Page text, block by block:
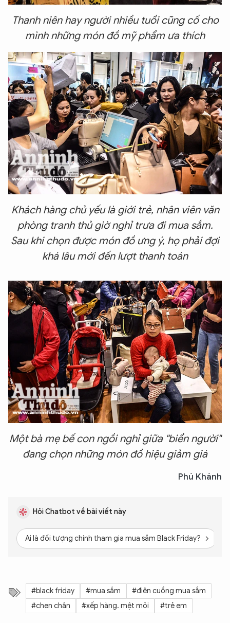
Thanh niên hay người nhiều tuổi cũng cố cho
mình những món đồ mỹ phẩm ưa thích
Khách hàng chủ yếu là giới trẻ, nhân viên văn
phòng tranh thủ giờ nghỉ trưa đi mua sắm.
Sau khi chọn được món đồ ưng ý, họ phải đợi
khá lâu mới đến lượt thanh toán
Một bà mẹ bế con ngồi nghỉ giữa "biển người"
đang chọn những món đồ hiệu giảm giá
Phú Khánh
Hỏi Chatbot về bài viết này
Ai là đối tượng chính tham gia mua sắm Black Friday?
#black friday #mua sắm
#điên cuồng mua sắm
#chen chân
#xếp hàng. mệt mỏi #trẻ em